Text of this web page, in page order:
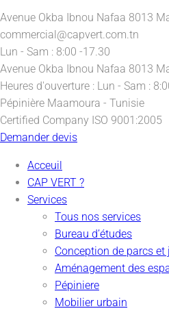
Avenue Okba Ibnou Nafaa 8013
commercial@capvert.com.tn
Lun - Sam : 8:00 -17.30
Avenue Okba Ibnou Nafaa 8013
Heures d'ouverture : Lun - Sam :
Pépinière Maamoura - Tunisie
Certified Company ISO 9001:2005
Demander devis
Acceuil
CAP VERT ?
Services
Tous nos services
Bureau d’études
Conception de parcs et
Aménagement des
Pépiniere
Mobilier urbain